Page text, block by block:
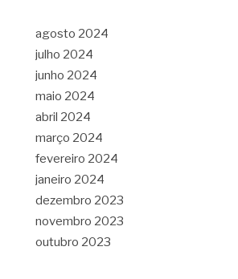
agosto 2024
julho 2024
junho 2024
maio 2024
abril 2024
março 2024
fevereiro 2024
janeiro 2024
dezembro 2023
novembro 2023
outubro 2023